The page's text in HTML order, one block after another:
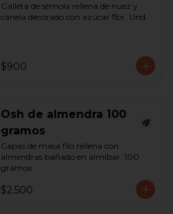
Galleta de sémola rellena de nuez y
canela decorado con azúcar flor. Und.
$900
Osh de almendra 100
gramos
Capas de masa filo rellena con
almendras bañado en almíbar. 100
gramos
$2.500